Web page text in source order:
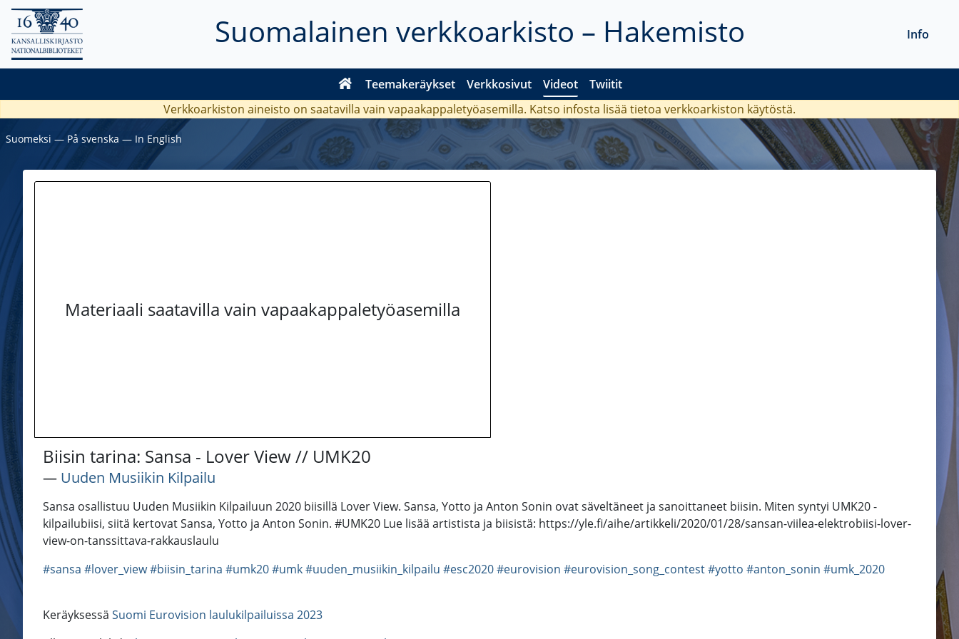
Suomalainen verkkoarkisto – Hakemisto
Teemakeräykset Verkkosivut Videot Twiitit
Info
Verkkoarkiston aineisto on saatavilla vain vapaakappaletyöasemilla. Katso infosta lisää tietoa verkkoarkiston käytöstä.
Suomeksi ― På svenska ― In English
Materiaali saatavilla vain vapaakappaletyöasemilla
Biisin tarina: Sansa - Lover View // UMK20
― Uuden Musiikin Kilpailu
Sansa osallistuu Uuden Musiikin Kilpailuun 2020 biisillä Lover View. Sansa, Yotto ja Anton Sonin ovat säveltäneet ja sanoittaneet biisin. Miten syntyi UMK20 -
kilpailubiisi, siitä kertovat Sansa, Yotto ja Anton Sonin. #UMK20 Lue lisää artistista ja biisistä: https://yle.fi/aihe/artikkeli/2020/01/28/sansan-viilea-elektrobiisi-lover-
view-on-tanssittava-rakkauslaulu
#sansa #lover_view#biisin_tarina #umk20#umk#uuden_musiikin_kilpailu #esc2020#eurovision #eurovision_song_contest#yotto #anton_sonin #umk_2020
Keräyksessä Suomi Eurovision laulukilpailuissa 2023